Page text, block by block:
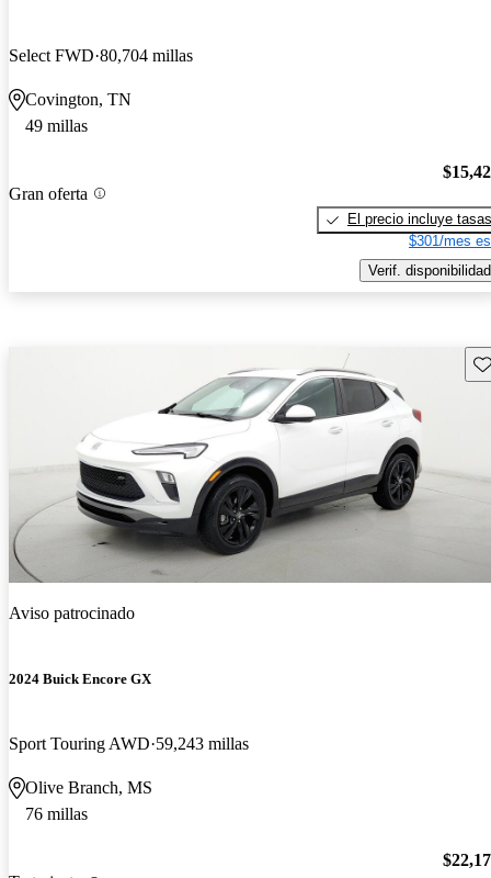
Select FWD 80,704 millas
Covington, TN
49 millas
Gran oferta
El precio incluye tasas
$301/mes
Verif. disponibilidad
Aviso patrocinado
2024 Buick Encore GX
Sport Touring AWD 59,243 millas
Olive Branch, MS
76 millas